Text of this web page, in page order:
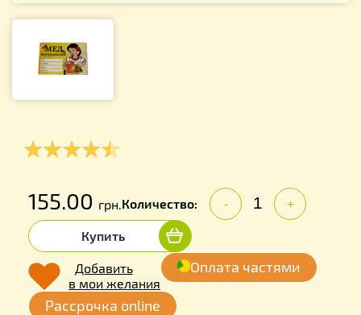
155.00 грн.Количество: - +
Купить
Добавить
в мои желания
Оплата частями
Рассрочка online